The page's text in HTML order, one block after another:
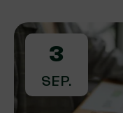
3
SEP.